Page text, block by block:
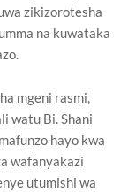
zikizorotesha
na kuwataka
mgeni rasmi,
watu Bi. Shani
hayo kwa
wafanyakazi
utumishi wa